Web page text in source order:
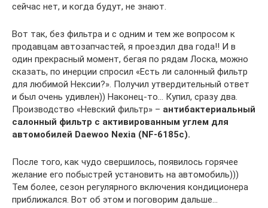
сейчас нет, и когда будут, не знают.
Вот так, без фильтра и с одним и тем же вопросом к
продавцам автозапчастей, я проездил два года!! И в
один прекрасный момент, бегая по рядам Лоска, можно
сказать, по инерции спросил «Есть ли салонный фильтр
для любимой Нексии?». Получил утвердительный ответ
и был очень удивлен)) Наконец-то… Купил, сразу два.
Производство «Невский фильтр» – антибактериальный
салонный фильтр с активированным углем для
автомобилей Daewoo Nexia (NF-6185c).
После того, как чудо свершилось, появилось горячее
желание его побыстрей установить на автомобиль)))
Тем более, сезон регулярного включения кондиционера
приближался. Вот об этом и поговорим дальше…